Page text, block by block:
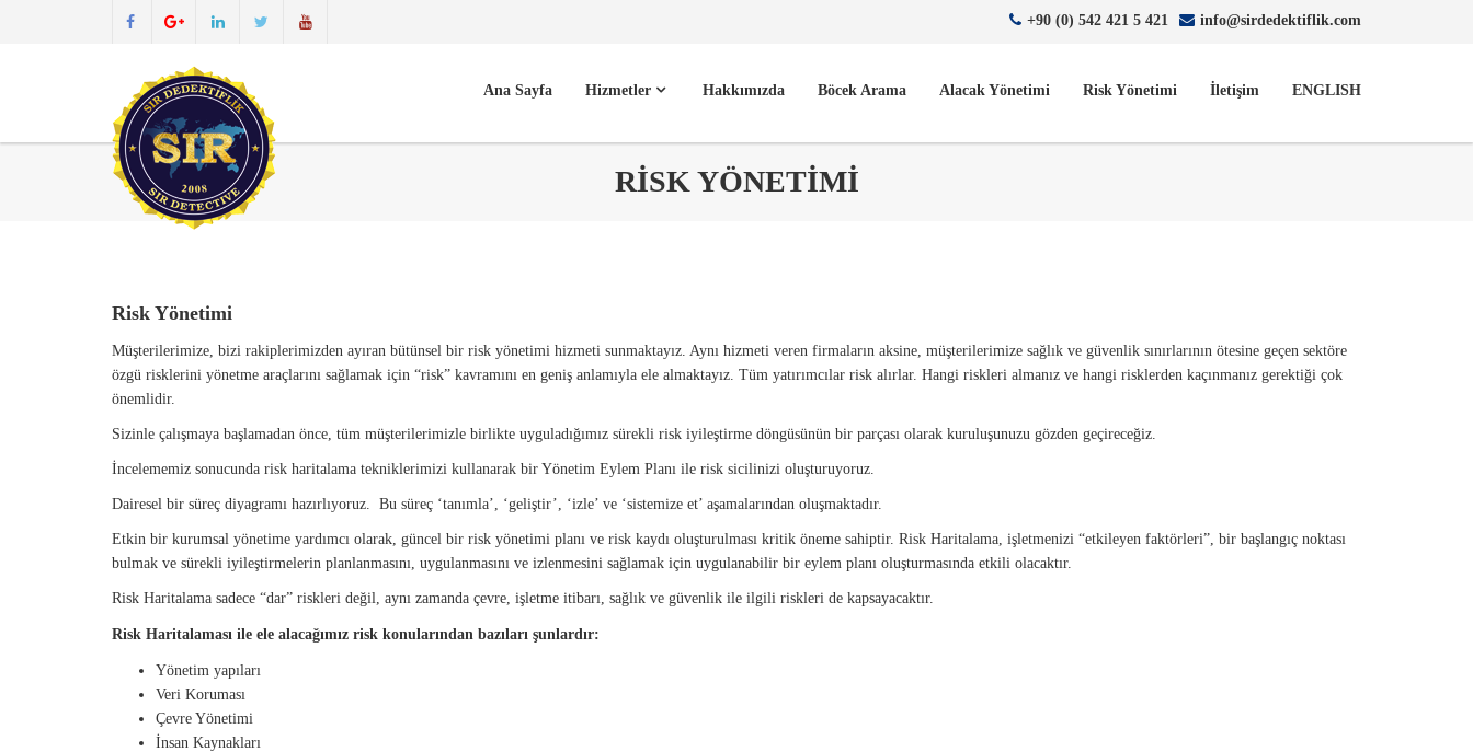
+90 (0) 542 421 5 421 info@sirdedektiflik.com
Ana Sayfa Hizmetler Hakkımızda Böcek Arama Alacak Yönetimi Risk Yönetimi İletişim ENGLISH
RİSK YÖNETİMİ
Risk Yönetimi
Müşterilerimize, bizi rakiplerimizden ayıran bütünsel bir risk yönetimi hizmeti sunmaktayız. Aynı hizmeti veren firmaların aksine, müşterilerimize sağlık ve güvenlik sınırlarının ötesine geçen sektöre
özgü risklerini yönetme araçlarını sağlamak için “risk” kavramını en geniş anlamıyla ele almaktayız. Tüm yatırımcılar risk alırlar. Hangi riskleri almanız ve hangi risklerden kaçınmanız gerektiği çok
önemlidir.
Sizinle çalışmaya başlamadan önce, tüm müşterilerimizle birlikte uyguladığımız sürekli risk iyileştirme döngüsünün bir parçası olarak kuruluşunuzu gözden geçireceğiz.
İncelememiz sonucunda risk haritalama tekniklerimizi kullanarak bir Yönetim Eylem Planı ile risk sicilinizi oluşturuyoruz.
Dairesel bir süreç diyagramı hazırlıyoruz. Bu süreç ‘tanımla’, ‘geliştir’, ‘izle’ ve ‘sistemize et’ aşamalarından oluşmaktadır.
Etkin bir kurumsal yönetime yardımcı olarak, güncel bir risk yönetimi planı ve risk kaydı oluşturulması kritik öneme sahiptir. Risk Haritalama, işletmenizi “etkileyen faktörleri”, bir başlangıç noktası
bulmak ve sürekli iyileştirmelerin planlanmasını, uygulanmasını ve izlenmesini sağlamak için uygulanabilir bir eylem planı oluşturmasında etkili olacaktır.
Risk Haritalama sadece “dar” riskleri değil, aynı zamanda çevre, işletme itibarı, sağlık ve güvenlik ile ilgili riskleri de kapsayacaktır.
Risk Haritalaması ile ele alacağımız risk konularından bazıları şunlardır:
Yönetim yapıları
Veri Koruması
Çevre Yönetimi
İnsan Kaynakları